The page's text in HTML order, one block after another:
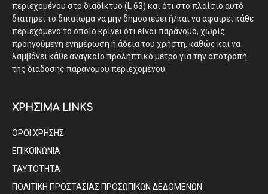
περιεχομένου στο διαδίκτυο (L 63) και ότι στο πλαίσιο αυτό
διατηρεί το δικαίωμα να μην δημοσιεύει ή/και να αφαιρεί κάθε
περιεχόμενο το οποίο κρίνει ότι είναι παράνομο, χωρίς
προηγούμενη ενημέρωση ή άδεια του χρήστη, καθώς και να
λαμβάνει κάθε αναγκαίο προληπτικό μέτρο για την αποτροπή
της διάδοσης παράνομου περιεχομένου.
ΧΡΗΣΙΜΑ LINKS
ΟΡΟΙ ΧΡΗΣΗΣ
ΕΠΙΚΟΙΝΩΝΙΑ
ΤΑΥΤΟΤΗΤΑ
ΠΟΛΙΤΙΚΗ ΠΡΟΣΤΑΣΙΑΣ ΠΡΟΣΩΠΙΚΩΝ ΔΕΔΟΜΕΝΩΝ